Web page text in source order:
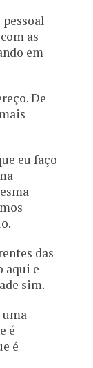
as
em
De
eu faço
das
aqui e
sim.
uma
é
é